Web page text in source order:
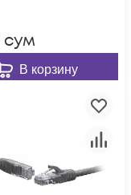
сум
В корзину